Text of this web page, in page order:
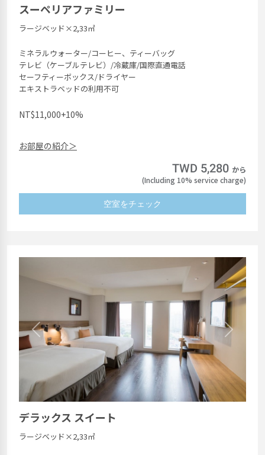
スーペリアファミリー
ラージベッド×2,33㎡
ミネラルウォーター/コーヒー、ティーバッグ
テレビ（ケーブルテレビ）/冷蔵庫/国際直通電話
セーフティーボックス/ドライヤー
エキストラベッドの利用不可
NT$11,000+10%
お部屋の紹介＞
TWD 5,280 から
(Including 10% service charge)
空室をチェック
Previous Next
デラックス スイート
ラージベッド×2,33㎡